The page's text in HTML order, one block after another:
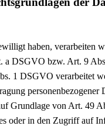
haben, verarbeiten
a DSGVO bzw. Art. 9
1 DSGVO verarbeitet
personenbezogener
Grundlage von Art. 49
oder in den Zugriff auf